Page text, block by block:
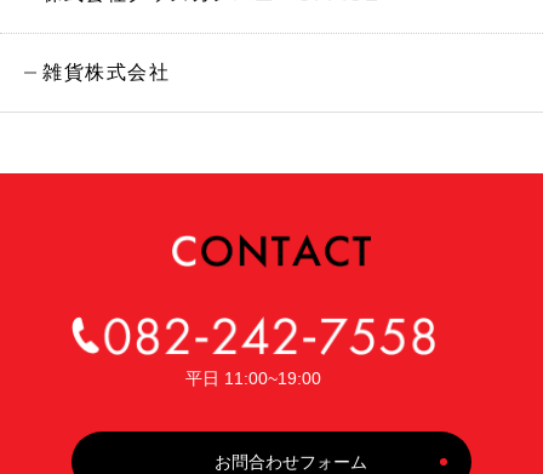
雑貨株式会社
平日 11:00~19:00
お問合わせフォーム